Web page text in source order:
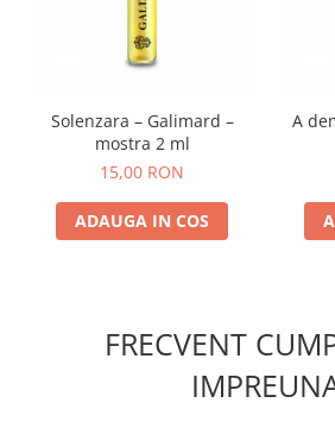
Solenzara – Galimard –
mostra 2 ml
15,00 RON
ADAUGA IN COS
A
FRECVENT